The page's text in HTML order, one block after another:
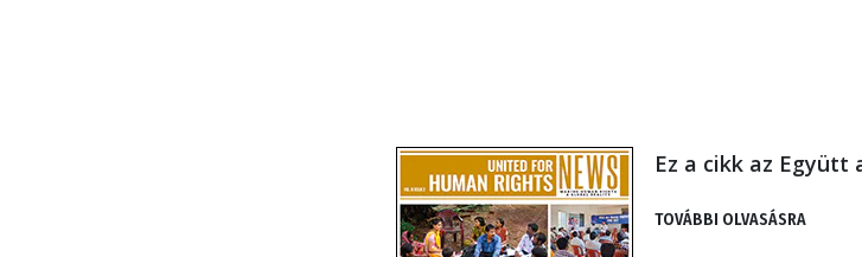
Ez a cikk az Együtt
TOVÁBBI OLVASÁSRA